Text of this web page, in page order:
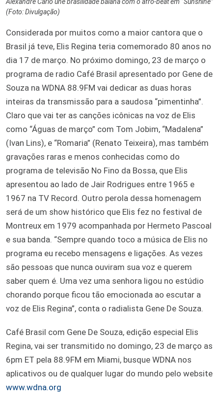
(Foto: Divulgação)
Considerada por muitos como a maior cantora que o
Brasil já teve, Elis Regina teria comemorado 80 anos no
dia 17 de março. No próximo domingo, 23 de março o
programa de radio Café Brasil apresentado por Gene de
Souza na WDNA 88.9FM vai dedicar as duas horas
inteiras da transmissão para a saudosa “pimentinha”.
Claro que vai ter as canções icônicas na voz de Elis
como “Águas de março” com Tom Jobim, “Madalena”
(Ivan Lins), e “Romaria” (Renato Teixeira), mas também
gravações raras e menos conhecidas como do
programa de televisão No Fino da Bossa, que Elis
apresentou ao lado de Jair Rodrigues entre 1965 e
1967 na TV Record. Outro perola dessa homenagem
será de um show histórico que Elis fez no festival de
Montreux em 1979 acompanhada por Hermeto Pascoal
e sua banda. “Sempre quando toco a música de Elis no
programa eu recebo mensagens e ligações. As vezes
são pessoas que nunca ouviram sua voz e querem
saber quem é. Uma vez uma senhora ligou no estúdio
chorando porque ficou tão emocionada ao escutar a
voz de Elis Regina”, conta o radialista Gene De Souza.
Café Brasil com Gene De Souza, edição especial Elis
Regina, vai ser transmitido no domingo, 23 de março as
6pm ET pela 88.9FM em Miami, busque WDNA nos
aplicativos ou de qualquer lugar do mundo pelo website
www.wdna.org